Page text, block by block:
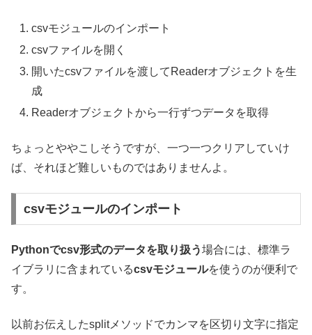
csvモジュールのインポート
csvファイルを開く
開いたcsvファイルを渡してReaderオブジェクトを生
成
Readerオブジェクトから一行ずつデータを取得
ちょっとややこしそうですが、一つ一つクリアしていけ
ば、それほど難しいものではありませんよ。
csvモジュールのインポート
Pythonでcsv形式のデータを取り扱う場合には、標準ラ
イブラリに含まれているcsvモジュールを使うのが便利で
す。
以前お伝えしたsplitメソッドでカンマを区切り文字に指定